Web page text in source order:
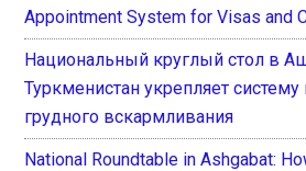
Appointment System for Visas and
Национальный круглый стол в
Туркменистан укрепляет
грудного вскармливания
National Roundtable in Ashgabat: